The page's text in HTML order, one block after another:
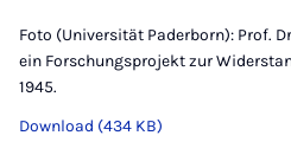
Foto (Universität Paderborn): Prof.
ein Forschungsprojekt zur
1945.
Download (434 KB)